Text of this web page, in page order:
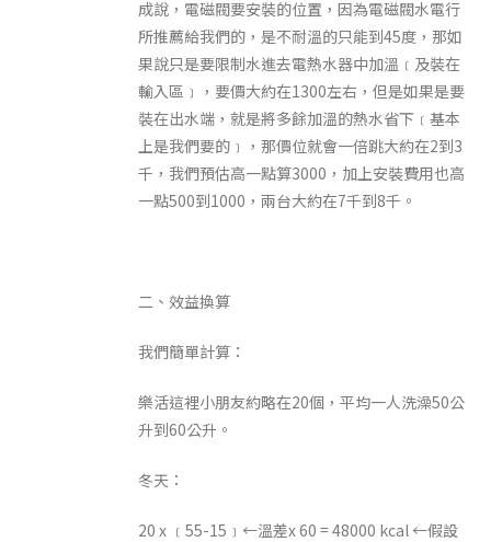
成說，電磁閥要安裝的位置，因為電磁閥水電行
所推薦給我們的，是不耐溫的只能到45度，那如
果說只是要限制水進去電熱水器中加溫﹝及裝在
輸入區﹞，要價大約在1300左右，但是如果是要
裝在出水端，就是將多餘加溫的熱水省下﹝基本
上是我們要的﹞，那價位就會一倍跳大約在2到3
千，我們預估高一點算3000，加上安裝費用也高
一點500到1000，兩台大約在7千到8千。
二、效益換算
我們簡單計算：
樂活這裡小朋友約略在20個，平均一人洗澡50公
升到60公升。
冬天：
20 x ﹝55-15﹞←溫差x 60 = 48000 kcal ←假設